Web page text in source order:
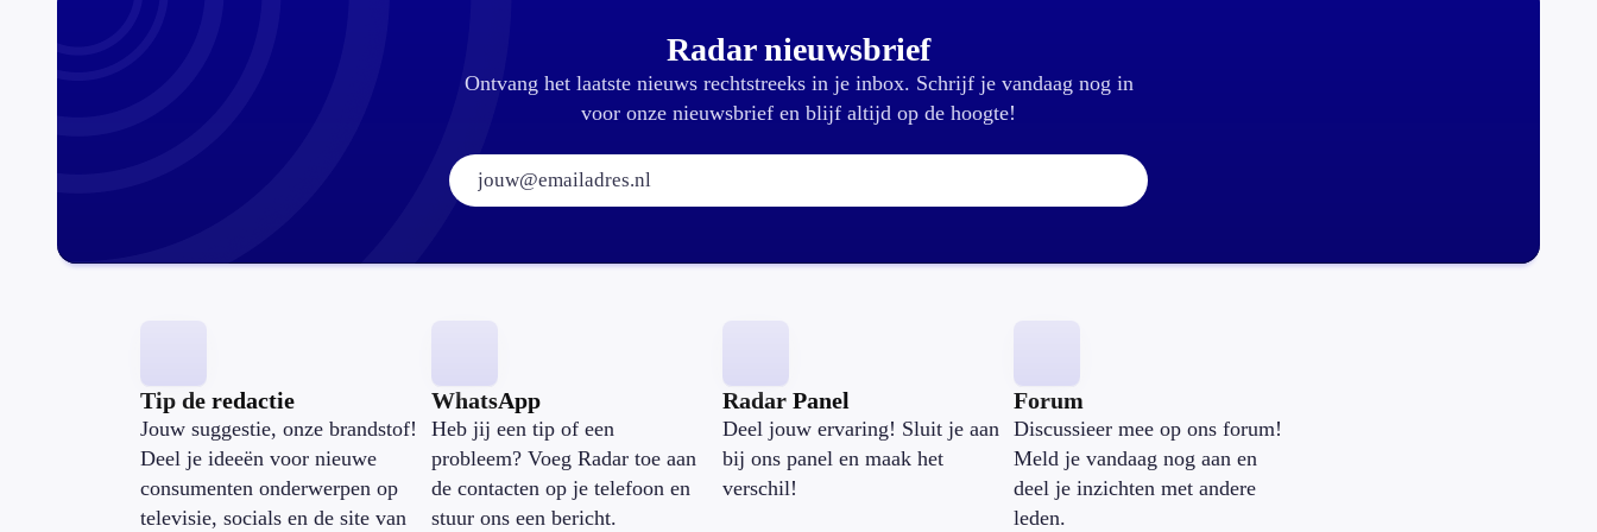
Radar nieuwsbrief
Ontvang het laatste nieuws rechtstreeks in je inbox. Schrijf je vandaag nog in
voor onze nieuwsbrief en blijf altijd op de hoogte!
E-mailadres:
Tip de redactie
Jouw suggestie, onze brandstof!
Deel je ideeën voor nieuwe
consumenten onderwerpen op
televisie, socials en de site van
WhatsApp
Heb jij een tip of een
probleem? Voeg Radar toe aan
de contacten op je telefoon en
stuur ons een bericht.
Radar Panel
Deel jouw ervaring! Sluit je aan
bij ons panel en maak het
verschil!
Forum
Discussieer mee op ons forum!
Meld je vandaag nog aan en
deel je inzichten met andere
leden.